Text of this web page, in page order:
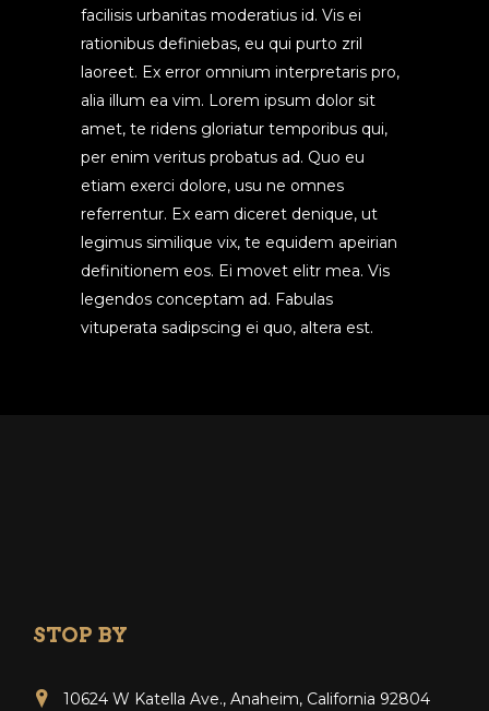
facilisis urbanitas moderatius id. Vis ei
rationibus definiebas, eu qui purto zril
laoreet. Ex error omnium interpretaris pro,
alia illum ea vim. Lorem ipsum dolor sit
amet, te ridens gloriatur temporibus qui,
per enim veritus probatus ad. Quo eu
etiam exerci dolore, usu ne omnes
referrentur. Ex eam diceret denique, ut
legimus similique vix, te equidem apeirian
definitionem eos. Ei movet elitr mea. Vis
legendos conceptam ad. Fabulas
vituperata sadipscing ei quo, altera est.
STOP BY
10624 W Katella Ave., Anaheim, California 92804